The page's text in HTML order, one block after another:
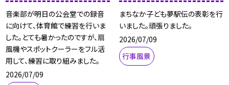
音楽部が明日の公会堂での録音
に向けて、体育館で練習を行いま
した。とても暑かったのですが、扇
風機やスポットクーラーをフル活
用して、練習に取り組みました。
2026/07/09
まちなか子ども夢駅伝の表彰を行
いました。頑張りました。
2026/07/09
行事風景